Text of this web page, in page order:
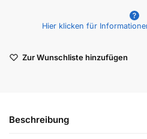
r
v
Hier klicken für
Zur Wunschliste hinzufügen
Beschreibung